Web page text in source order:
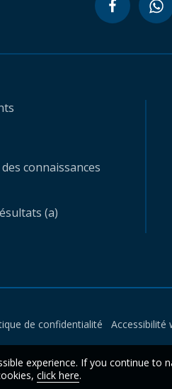
connaissances
(a)
de confidentialité Accessibilité
experience. If you continue to
click here.